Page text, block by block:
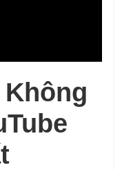
Không